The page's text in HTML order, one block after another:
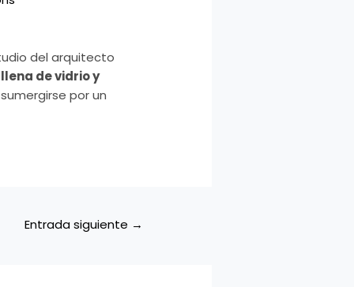
del arquitecto
de vidrio y
por un
Entrada siguiente →